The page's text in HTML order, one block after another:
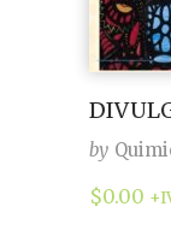
by
$0.00